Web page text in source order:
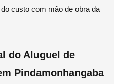
custo com mão de obra da
do Aluguel de
Pindamonhangaba